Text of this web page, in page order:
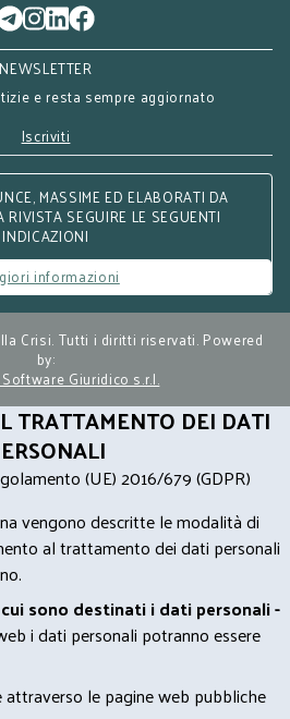
NEWSLETTER
e resta sempre aggiornato
Iscriviti
MASSIME ED ELABORATI DA
RIVISTA SEGUIRE LE SEGUENTI
INDICAZIONI
informazioni
Crisi. Tutti i diritti riservati. Powered
by:
Giuridico s.r.l.
TRATTAMENTO DEI DATI
(UE) 2016/679 (GDPR)
vengono descritte le modalità di
al trattamento dei dati personali
sono destinati i dati personali -
i dati personali potranno essere
le pagine web pubbliche